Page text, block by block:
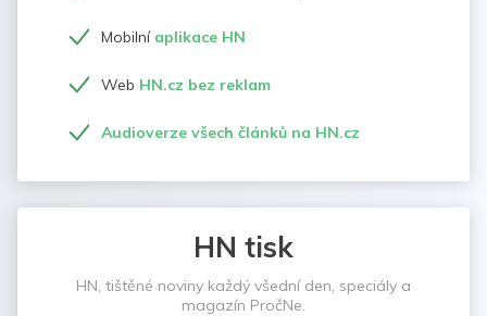
Mobilní aplikace HN
Web HN.cz bez reklam
Audioverze všech článků na HN.cz
HN tisk
HN, tištěné noviny každý všední den, speciály a
magazín PročNe.